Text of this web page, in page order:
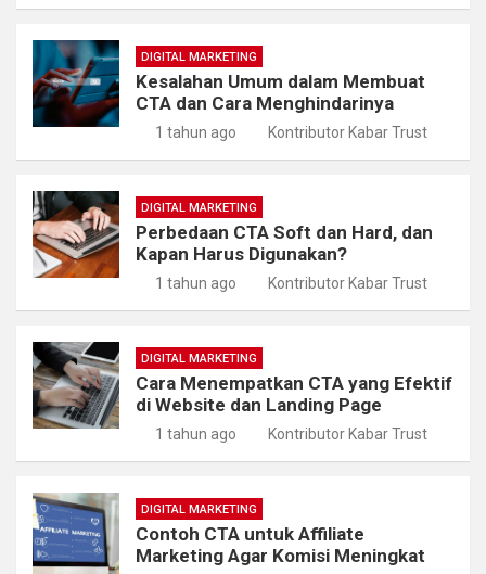
DIGITAL MARKETING
Kesalahan Umum dalam Membuat
CTA dan Cara Menghindarinya
1 tahun ago Kontributor Kabar Trust
DIGITAL MARKETING
Perbedaan CTA Soft dan Hard, dan
Kapan Harus Digunakan?
1 tahun ago Kontributor Kabar Trust
DIGITAL MARKETING
Cara Menempatkan CTA yang Efektif
di Website dan Landing Page
1 tahun ago Kontributor Kabar Trust
DIGITAL MARKETING
Contoh CTA untuk Affiliate
Marketing Agar Komisi Meningkat